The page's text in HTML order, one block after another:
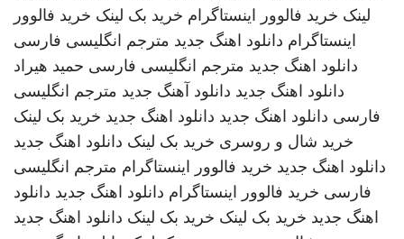
لینک خرید فالوور اینستاگرام خرید بک لینک خرید فالوور
اینستاگرام دانلود اهنگ جدید مترجم انگلیسی فارسی
دانلود اهنگ جدید مترجم انگلیسی فارسی حمید هیراد
دانلود اهنگ جدید دانلود آهنگ جدید مترجم انگلیسی
فارسی دانلود اهنگ جدید دانلود اهنگ جدید خرید بک لینک
خرید شال و روسری خرید بک لینک دانلود اهنگ جدید
دانلود اهنگ جدید خرید فالوور اینستاگرام مترجم انگلیسی
فارسی خرید فالوور اینستاگرام دانلود اهنگ جدید دانلود
اهنگ جدید خرید بک لینک خرید بک لینک دانلود اهنگ جدید